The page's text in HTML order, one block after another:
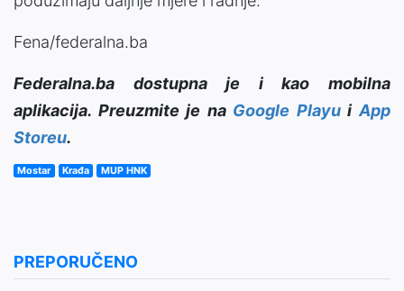
Fena/federalna.ba
Federalna.ba dostupna je i kao mobilna
aplikacija. Preuzmite je na Google PlayuiApp
Storeu.
Mostar Krađa MUP HNK
PREPORUČENO